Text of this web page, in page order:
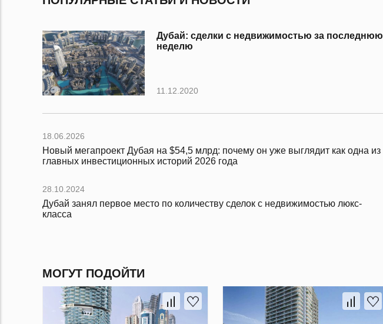
Дубай: сделки с недвижимостью за последнюю
неделю
11.12.2020
18.06.2026
Новый мегапроект Дубая на $54,5 млрд: почему он уже выглядит как одна из
главных инвестиционных историй 2026 года
28.10.2024
Дубай занял первое место по количеству сделок с недвижимостью люкс-
класса
МОГУТ ПОДОЙТИ